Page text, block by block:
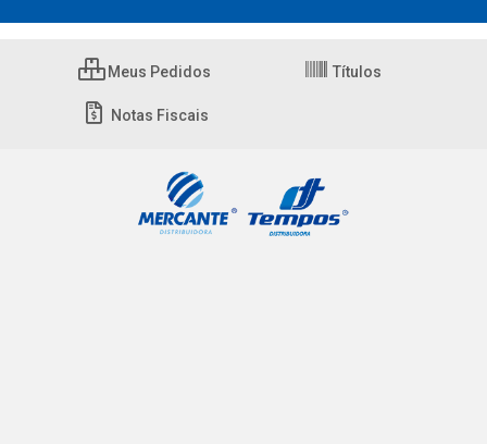
Meus Pedidos Títulos
Notas Fiscais